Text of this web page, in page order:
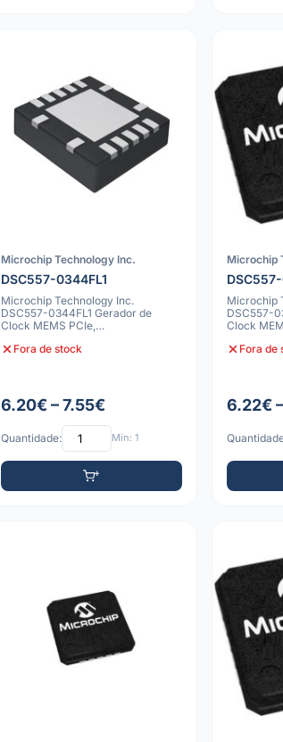
Microchip Technology Inc.
DSC557-0344FL1
Microchip Technology Inc.
DSC557-0344FL1 Gerador de
Clock MEMS PCIe,
Fora de stock
6.20€ – 7.55€
Quantidade: Mín: 1
Microchip
Microchip
DSC557-
Clock
Fora de
6.22€